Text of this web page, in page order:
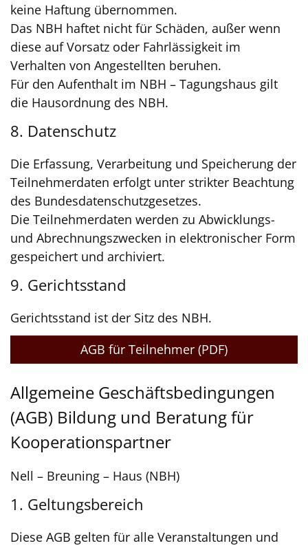
keine Haftung übernommen.
Das NBH haftet nicht für Schäden, außer wenn
diese auf Vorsatz oder Fahrlässigkeit im
Verhalten von Angestellten beruhen.
Für den Aufenthalt im NBH – Tagungshaus gilt
die Hausordnung des NBH.
8. Datenschutz
Die Erfassung, Verarbeitung und Speicherung der
Teilnehmerdaten erfolgt unter strikter Beachtung
des Bundesdatenschutzgesetzes.
Die Teilnehmerdaten werden zu Abwicklungs-
und Abrechnungszwecken in elektronischer Form
gespeichert und archiviert.
9. Gerichtsstand
Gerichtsstand ist der Sitz des NBH.
AGB für Teilnehmer (PDF)
Allgemeine Geschäftsbedingungen
(AGB) Bildung und Beratung für
Kooperationspartner
Nell – Breuning – Haus (NBH)
1. Geltungsbereich
Diese AGB gelten für alle Veranstaltungen und